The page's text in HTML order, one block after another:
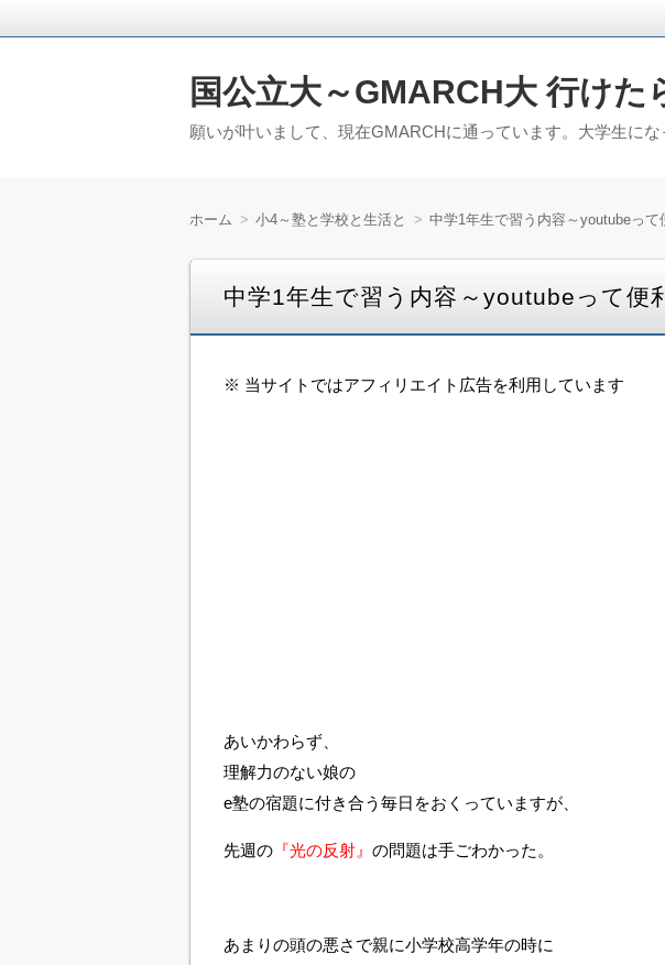
国公立大～GMARCH大 行け
願いが叶いまして、現在GMARCHに通っています。大学生にな
ホーム 小4～塾と学校と生活と 中学1年生で習う内容～youtubeって
中学1年生で習う内容～youtubeって便
※ 当サイトではアフィリエイト広告を利用しています
あいかわらず、
理解力のない娘の
e塾の宿題に付き合う毎日をおくっていますが、
先週の 『光の反射』 の問題は手ごわかった。
あまりの頭の悪さで親に小学校高学年の時に